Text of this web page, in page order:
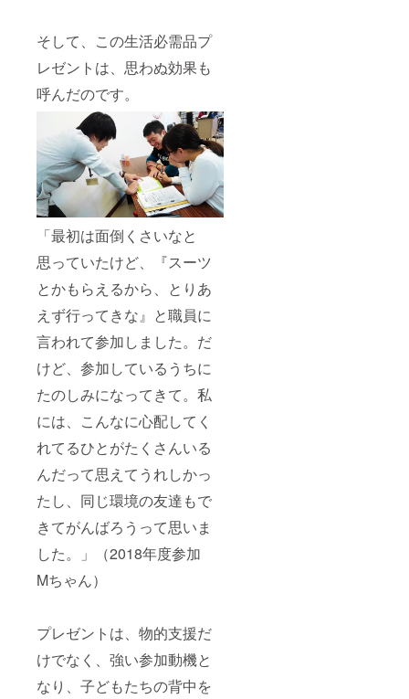
そして、この生活必需品プ
レゼントは、思わぬ効果も
呼んだのです。
「最初は面倒くさいなと
思っていたけど、『スーツ
とかもらえるから、とりあ
えず行ってきな』と職員に
言われて参加しました。だ
けど、参加しているうちに
たのしみになってきて。私
には、こんなに心配してく
れてるひとがたくさんいる
んだって思えてうれしかっ
たし、同じ環境の友達もで
きてがんばろうって思いま
した。」（2018年度参加
Mちゃん）
プレゼントは、物的支援だ
けでなく、強い参加動機と
なり、子どもたちの背中を